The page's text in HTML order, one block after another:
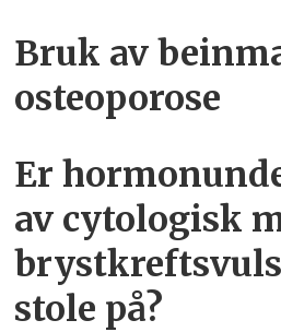
Bruk av
osteoporose
Er
av cytologisk
stole på?